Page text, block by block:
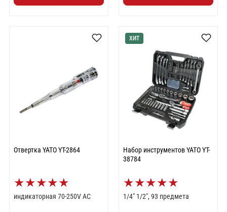
Отвертка YATO YT-2864
★★★★★
индикаторная 70-250V AC
ХИТ
Набор инструментов YATO YT-
38784
★★★★★
1/4" 1/2", 93 предмета